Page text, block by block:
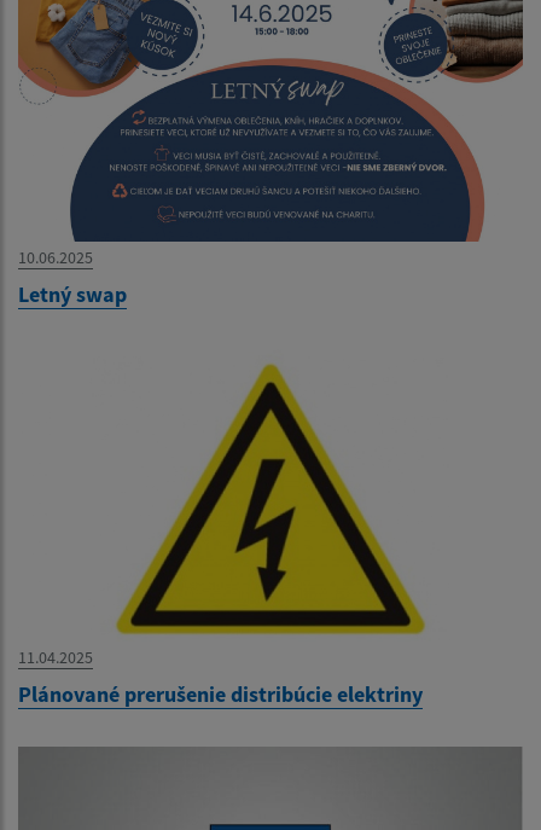
10.06.2025
Letný swap
11.04.2025
Plánované prerušenie distribúcie elektriny